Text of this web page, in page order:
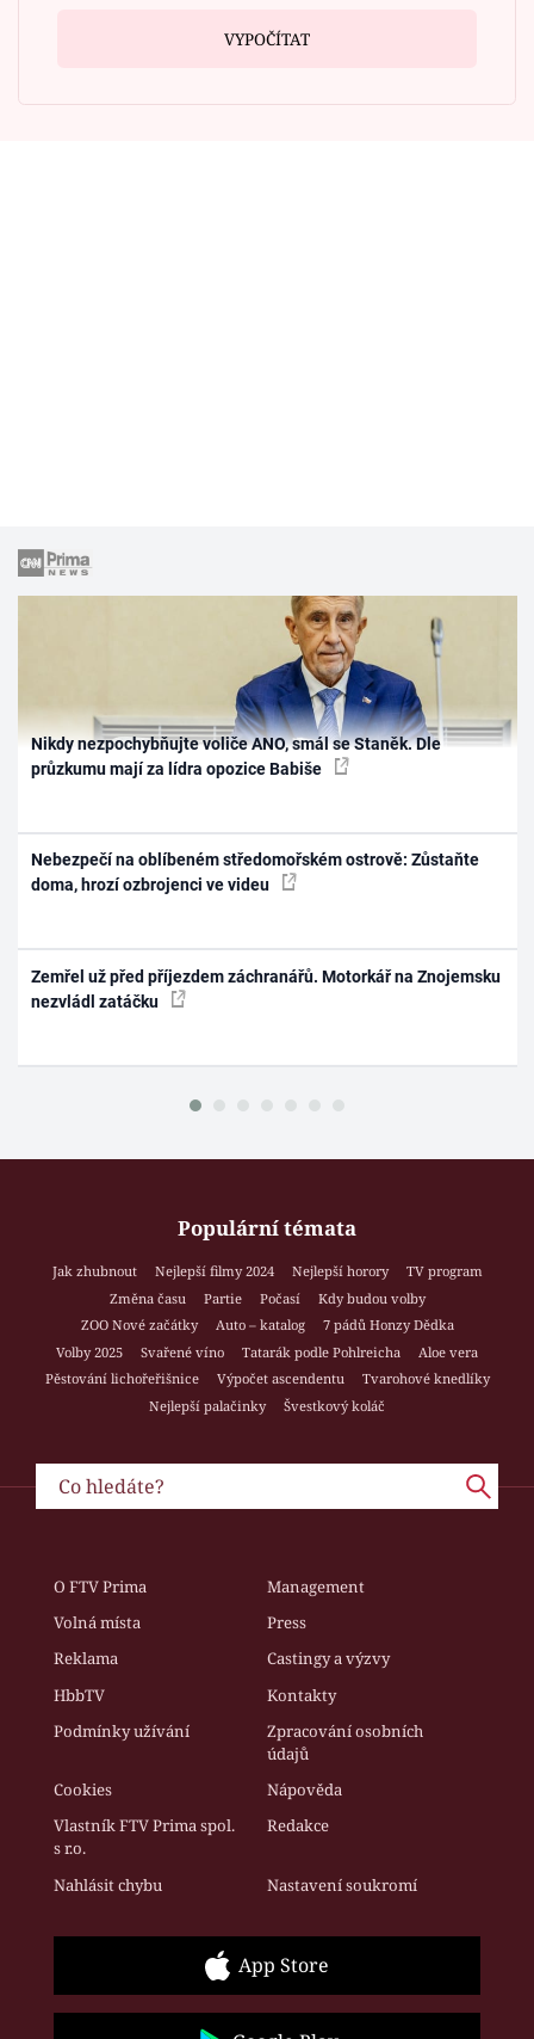
VYPOČÍTAT
Nikdy nezpochybňujte voliče ANO, smál se Staněk. Dle
průzkumu mají za lídra opozice Babiše
Nebezpečí na oblíbeném středomořském ostrově: Zůstaňte
doma, hrozí ozbrojenci ve videu
Zemřel už před příjezdem záchranářů. Motorkář na Znojemsku
nezvládl zatáčku
Populární témata
Jak zhubnout Nejlepší filmy 2024 Nejlepší horory
TV program
Změna času
Partie Počasí
Kdy budou volby
ZOO Nové začátky
Auto – katalog
7 pádů Honzy Dědka
Volby 2025
Svařené víno Tatarák podle Pohlreicha
Aloe vera
Pěstování lichořeřišnice
Výpočet ascendentu
Tvarohové knedlíky
Nejlepší palačinky
Švestkový koláč
O FTV Prima
Management
Volná místa
Press
Reklama
Castingy a výzvy
HbbTV
Kontakty
Podmínky užívání
Zpracování osobních
údajů
Cookies
Nápověda
Vlastník FTV Prima spol.
s r.o.
Redakce
Nahlásit chybu Nastavení soukromí
App Store